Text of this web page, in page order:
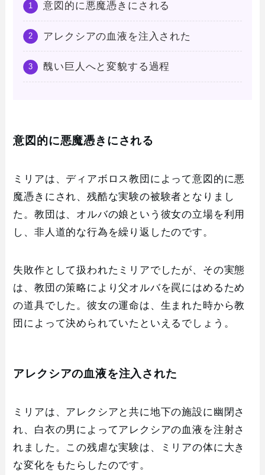
意図的に悪魔憑きにされる
アレクシアの血液を注入された
醜い巨人へと変貌する過程
意図的に悪魔憑きにされる
ミリアは、ディアボロス教団によって意図的に悪
魔憑きにされ、残酷な実験の被験者となりまし
た。教団は、オルバの娘という彼女の立場を利用
し、非人道的な行為を繰り返したのです。
失敗作として扱われたミリアでしたが、その実態
は、教団の策略により父オルバを罠にはめるため
の道具でした。彼女の運命は、生まれた時から教
団によって決められていたといえるでしょう。
アレクシアの血液を注入された
ミリアは、アレクシアと共に地下の施設に幽閉さ
れ、白衣の男によってアレクシアの血液を注射さ
れました。この残虐な実験は、ミリアの体に大き
な変化をもたらしたのです。